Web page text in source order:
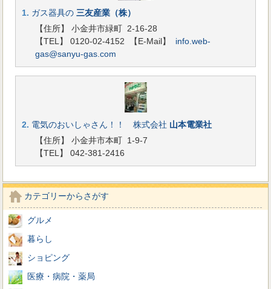
1. ガス器具の 三友産業（株）
【住所】 小金井市緑町 2-16-28
【TEL】 0120-02-4152
【E-Mail】 info.web-
gas@sanyu-gas.com
2. 電気のおいしゃさん！！ 株式会社 山本電業社
【住所】 小金井市本町 1-9-7
【TEL】 042-381-2416
カテゴリーからさがす
グルメ
暮らし
ショピング
医療・病院・薬局